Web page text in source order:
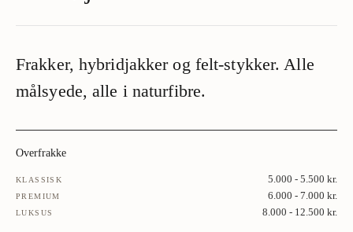
Frakker, hybridjakker og felt-stykker. Alle
målsyede, alle i naturfibre.
Overfrakke
KLASSISK 5.000 - 5.500 kr.
PREMIUM 6.000 - 7.000 kr.
LUKSUS 8.000 - 12.500 kr.